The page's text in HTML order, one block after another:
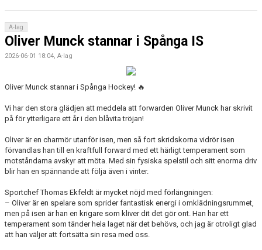
A-lag
Oliver Munck stannar i Spånga IS
2026-06-01 18:04, A-lag
Oliver Munck stannar i Spånga Hockey! 🔥
Vi har den stora glädjen att meddela att forwarden Oliver Munck har skrivit
på för ytterligare ett år i den blåvita tröjan!
Oliver är en charmör utanför isen, men så fort skridskorna vidrör isen
förvandlas han till en kraftfull forward med ett härligt temperament som
motståndarna avskyr att möta. Med sin fysiska spelstil och sitt enorma driv
blir han en spännande att följa även i vinter.
Sportchef Thomas Ekfeldt är mycket nöjd med förlängningen:
– Oliver är en spelare som sprider fantastisk energi i omklädningsrummet,
men på isen är han en krigare som kliver dit det gör ont. Han har ett
temperament som tänder hela laget när det behövs, och jag är otroligt glad
att han väljer att fortsätta sin resa med oss.